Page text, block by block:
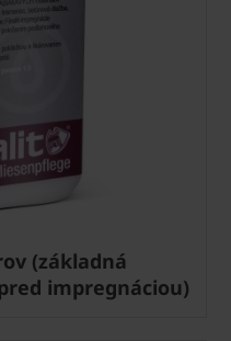
(základná
impregnáciou)